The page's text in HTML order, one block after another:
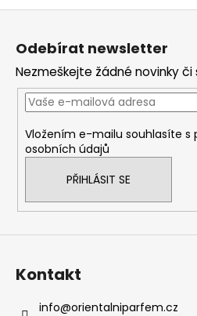
Odebírat newsletter
Nezmeškejte žádné novinky či
Vložením e-mailu souhlasíte s
osobních údajů
PŘIHLÁSIT SE
Kontakt
info@orientalniparfem.cz